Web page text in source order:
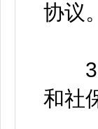
协议。
3.
和社